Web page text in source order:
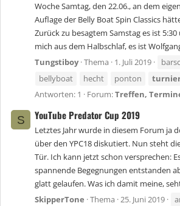
Woche Samtag, den 22.06., an dem
Auflage der Belly Boat Spin Classics
Zurück zu besagtem Samstag es ist
mich aus dem Halbschlaf, es ist
Tungstiboy Thema 1. Juli 2019
bellyboat
hecht ponton
Antworten: 1
Forum:Treffen,
S YouTube Predator Cup 2019
Letztes Jahr wurde in diesem Forum ja
über den YPC18 diskutiert. Nun steht
Tür. Ich kann jetzt schon versprechen:
spannende Begegnungen entstanden
glatt gelaufen. Was ich damit meine,
SkipperTone Thema 25. Juni 2019